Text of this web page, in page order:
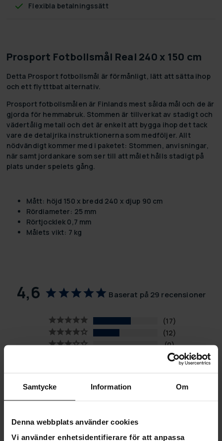
Samtycke Information Om
Denna webbplats använder cookies
Vi använder enhetsidentifierare för att anpassa
Flexibla betalningssätt
Prosport Fotbollsmål Real 240 x 150 cm
Detta Prosport fotbollsmål är förmånligt, lätt att sätta ihop
och ett flytttbat alternativ.
Prosport fotbollsmålen är Finlands mest sålda mål och de är
gjorda för hemmabruk. Stommen är tillverkat av stadigt och
vädertålig metall och det är enkelt att bygga ihop det tack
vare de detaljrika instruktionerna som medföljer. Allt
nödvändigt kommer med i paketet: Stommen, anvisningar,
när samt jordankare som ser till att målet hålls stadigt på
plats under spelets gång.
Mått: höjd 150 x bredd 240 x djup 90 cm
Rördiameter: 25 mm
Rörtjocklek 0,7 mm
Målets vikt: 7 kg
4,6 Baserat på 29 recensioner
17
12
0
0
SKRIV EN RECENSION